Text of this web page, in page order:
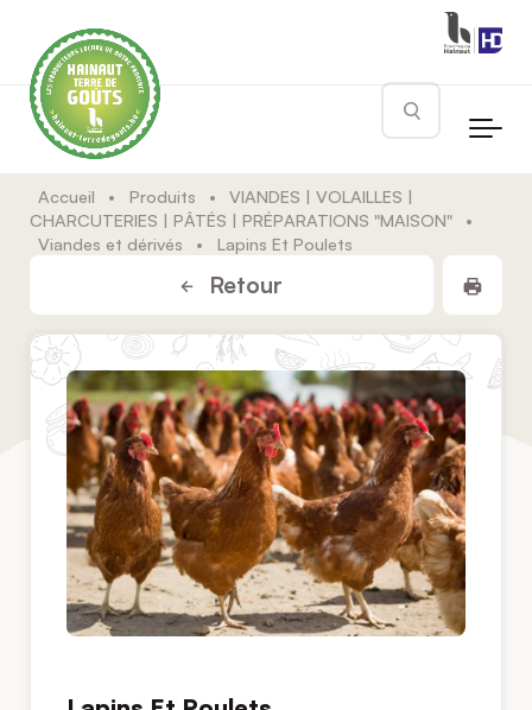
Rechercher
Accueil • Produits •
VIANDES | VOLAILLES |
CHARCUTERIES | PÂTÉS | PRÉPARATIONS "MAISON"
•
Viandes et dérivés
• Lapins Et Poulets
Retour